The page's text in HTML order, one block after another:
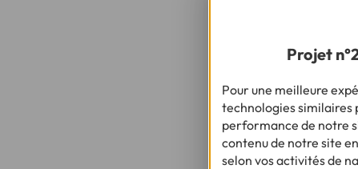
À SAVOIR
d’énergie : une
avez toutes les
Projet
Pour une meilleure
technologies similaires
performance de notre
contenu de notre site
selon vos activités de